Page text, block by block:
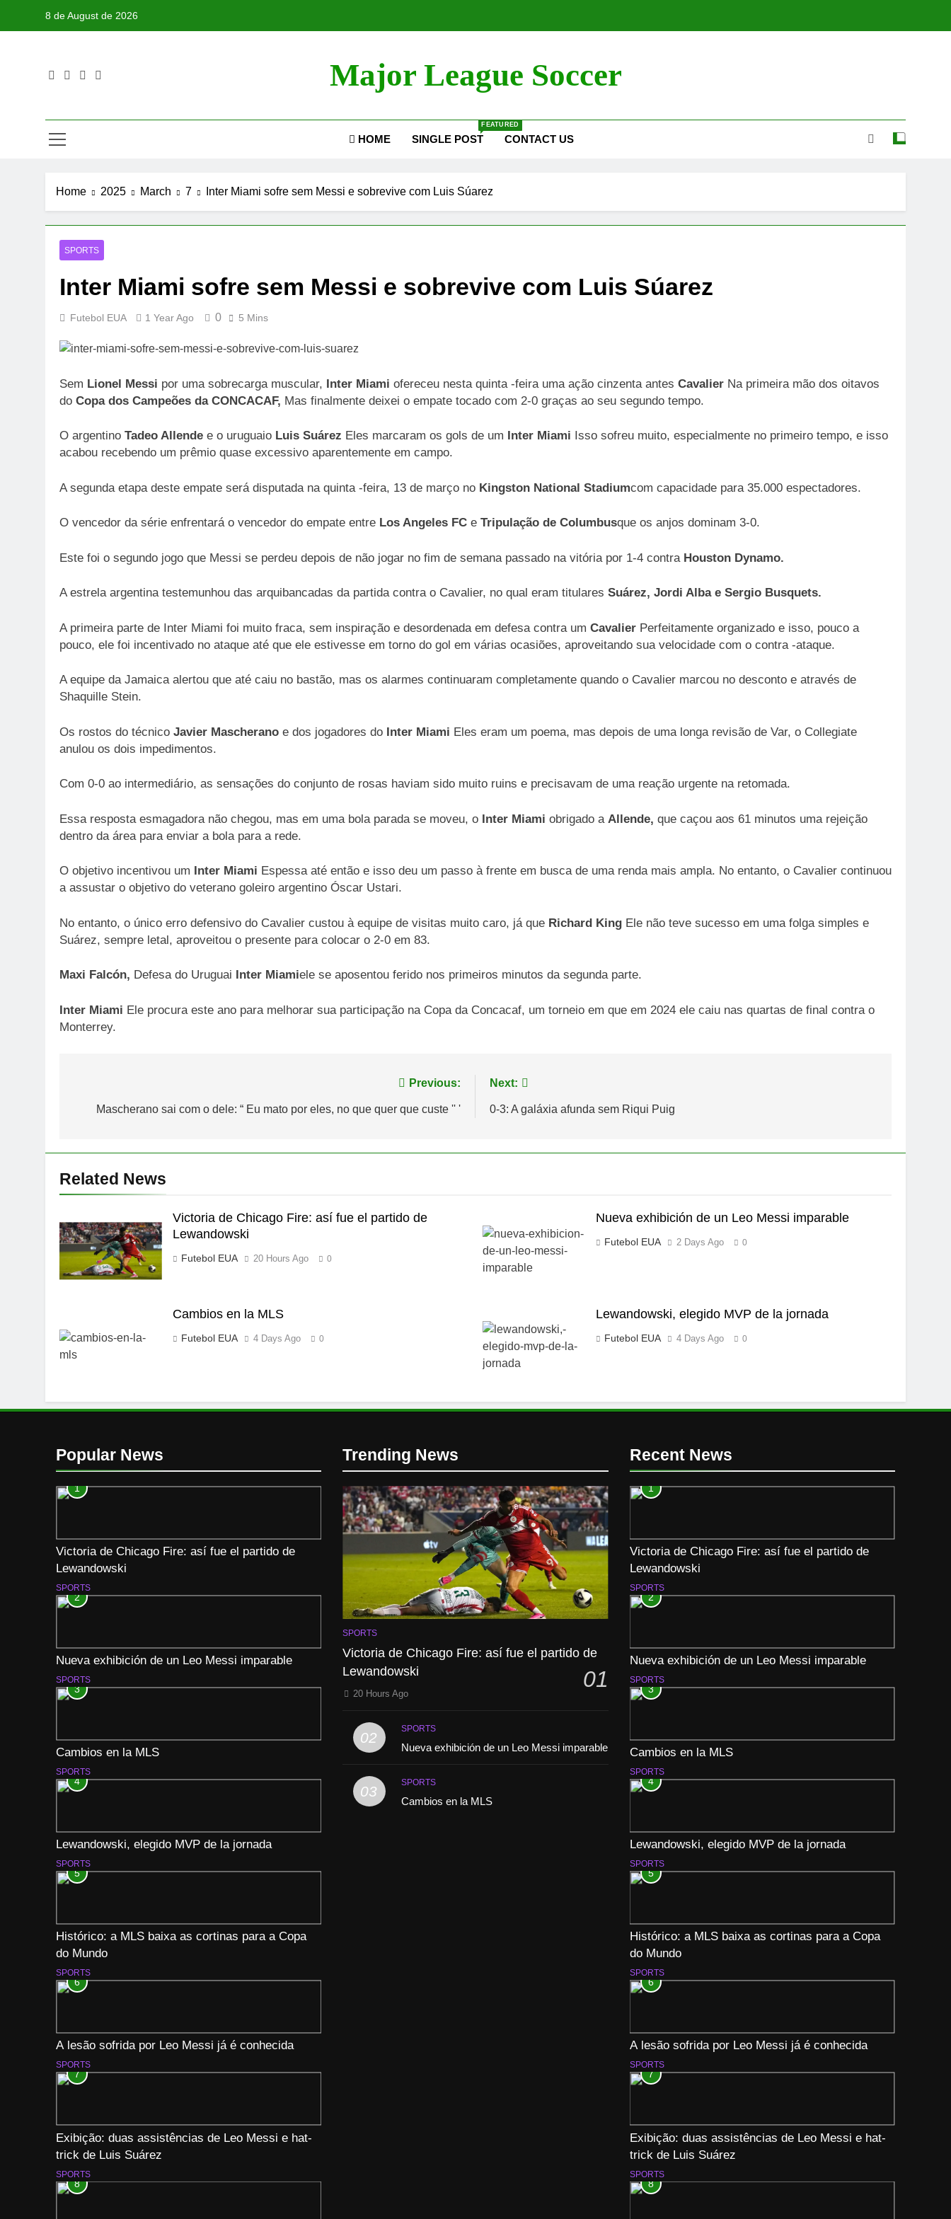
8 de August de 2026
Major League Soccer
HOME SINGLE POST
FEATURED
CONTACT US
Home 2025 March 7 Inter Miami sofre sem Messi e sobrevive com Luis Súarez
SPORTS
Inter Miami sofre sem Messi e sobrevive com Luis Súarez
Futebol EUA 1 Year Ago 0 5 Mins
Sem Lionel Messi por uma sobrecarga muscular, Inter Miami ofereceu nesta quinta -feira uma ação cinzenta antes Cavalier Na primeira mão dos oitavos
do Copa dos Campeões da CONCACAF, Mas finalmente deixei o empate tocado com 2-0 graças ao seu segundo tempo.
O argentino Tadeo Allende e o uruguaio Luis Suárez Eles marcaram os gols de um Inter Miami Isso sofreu muito, especialmente no primeiro tempo, e isso
acabou recebendo um prêmio quase excessivo aparentemente em campo.
A segunda etapa deste empate será disputada na quinta -feira, 13 de março no Kingston National Stadiumcom capacidade para 35.000 espectadores.
O vencedor da série enfrentará o vencedor do empate entre Los Angeles FC e Tripulação de Columbusque os anjos dominam 3-0.
Este foi o segundo jogo que Messi se perdeu depois de não jogar no fim de semana passado na vitória por 1-4 contra Houston Dynamo.
A estrela argentina testemunhou das arquibancadas da partida contra o Cavalier, no qual eram titulares Suárez, Jordi Alba e Sergio Busquets.
A primeira parte de Inter Miami foi muito fraca, sem inspiração e desordenada em defesa contra um Cavalier Perfeitamente organizado e isso, pouco a
pouco, ele foi incentivado no ataque até que ele estivesse em torno do gol em várias ocasiões, aproveitando sua velocidade com o contra -ataque.
A equipe da Jamaica alertou que até caiu no bastão, mas os alarmes continuaram completamente quando o Cavalier marcou no desconto e através de
Shaquille Stein.
Os rostos do técnico Javier Mascherano e dos jogadores do Inter Miami Eles eram um poema, mas depois de uma longa revisão de Var, o Collegiate
anulou os dois impedimentos.
Com 0-0 ao intermediário, as sensações do conjunto de rosas haviam sido muito ruins e precisavam de uma reação urgente na retomada.
Essa resposta esmagadora não chegou, mas em uma bola parada se moveu, o Inter Miami obrigado a Allende, que caçou aos 61 minutos uma rejeição
dentro da área para enviar a bola para a rede.
O objetivo incentivou um Inter Miami Espessa até então e isso deu um passo à frente em busca de uma renda mais ampla. No entanto, o Cavalier continuou
a assustar o objetivo do veterano goleiro argentino Óscar Ustari.
No entanto, o único erro defensivo do Cavalier custou à equipe de visitas muito caro, já que Richard King Ele não teve sucesso em uma folga simples e
Suárez, sempre letal, aproveitou o presente para colocar o 2-0 em 83.
Maxi Falcón, Defesa do Uruguai Inter Miamiele se aposentou ferido nos primeiros minutos da segunda parte.
Inter Miami Ele procura este ano para melhorar sua participação na Copa da Concacaf, um torneio em que em 2024 ele caiu nas quartas de final contra o
Monterrey.
navigation
Previous:
Mascherano sai com o dele: “ Eu mato por eles, no que quer que custe '' '
Next:
0-3: A galáxia afunda sem Riqui Puig
Related News
Victoria de Chicago Fire: así fue el partido de
Lewandowski
Futebol EUA 20 Hours Ago 0
Nueva exhibición de un Leo Messi imparable
Futebol EUA 2 Days Ago 0
Cambios en la MLS
Futebol EUA 4 Days Ago 0
Lewandowski, elegido MVP de la jornada
Futebol EUA 4 Days Ago 0
Popular News
1
Victoria de Chicago Fire: así fue el partido de
Lewandowski
SPORTS
2
Nueva exhibición de un Leo Messi imparable
SPORTS
3
Cambios en la MLS
SPORTS
4
Lewandowski, elegido MVP de la jornada
SPORTS
5
Histórico: a MLS baixa as cortinas para a Copa
do Mundo
SPORTS
6
A lesão sofrida por Leo Messi já é conhecida
SPORTS
7
Exibição: duas assistências de Leo Messi e hat-
trick de Luis Suárez
SPORTS
8
Trending News
SPORTS
Victoria de Chicago Fire: así fue el partido de
Lewandowski
01
20 Hours Ago
02
SPORTS
Nueva exhibición de un Leo Messi imparable
03
SPORTS
Cambios en la MLS
Recent News
1
Victoria de Chicago Fire: así fue el partido de
Lewandowski
SPORTS
2
Nueva exhibición de un Leo Messi imparable
SPORTS
3
Cambios en la MLS
SPORTS
4
Lewandowski, elegido MVP de la jornada
SPORTS
5
Histórico: a MLS baixa as cortinas para a Copa
do Mundo
SPORTS
6
A lesão sofrida por Leo Messi já é conhecida
SPORTS
7
Exibição: duas assistências de Leo Messi e hat-
trick de Luis Suárez
SPORTS
8